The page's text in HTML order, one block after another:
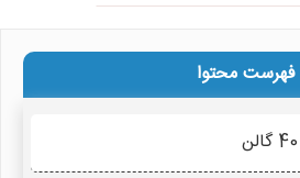
فهرست محتوا